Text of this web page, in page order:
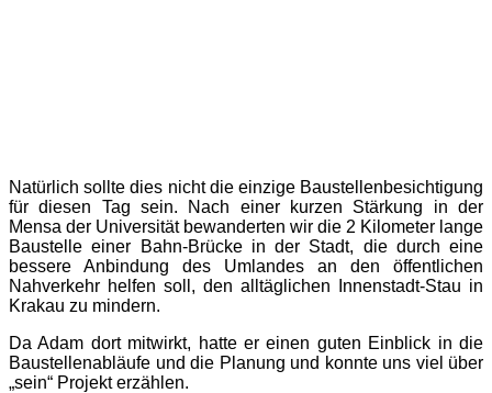
Natürlich sollte dies nicht die einzige Baustellenbesichtigung
für diesen Tag sein. Nach einer kurzen Stärkung in der
Mensa der Universität bewanderten wir die 2 Kilometer lange
Baustelle einer Bahn-Brücke in der Stadt, die durch eine
bessere Anbindung des Umlandes an den öffentlichen
Nahverkehr helfen soll, den alltäglichen Innenstadt-Stau in
Krakau zu mindern.
Da Adam dort mitwirkt, hatte er einen guten Einblick in die
Baustellenabläufe und die Planung und konnte uns viel über
„sein“ Projekt erzählen.